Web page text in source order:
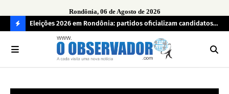
Rondônia, 06 de Agosto de 2026
O
Eleições 2026 em Rondônia: partidos oficializam candidatos a
deputado estadual, partidos não conseguem formar chapas
completas